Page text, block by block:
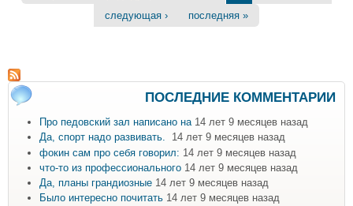
следующая ›
последняя »
ПОСЛЕДНИЕ КОММЕНТАРИИ
Про педовский зал написано на 14 лет 9 месяцев назад
Да, спорт надо развивать.
14 лет 9 месяцев назад
фокин сам про себя говорил: 14 лет 9 месяцев назад
что-то из профессионального 14 лет 9 месяцев назад
Да, планы грандиозные 14 лет 9 месяцев назад
Было интересно почитать 14 лет 9 месяцев назад